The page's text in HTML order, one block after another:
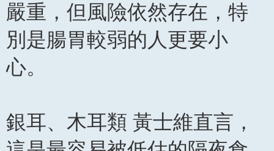
嚴重，但風險依然存在，特
別是腸胃較弱的人更要小
心。
銀耳、木耳類 黃士維直言，